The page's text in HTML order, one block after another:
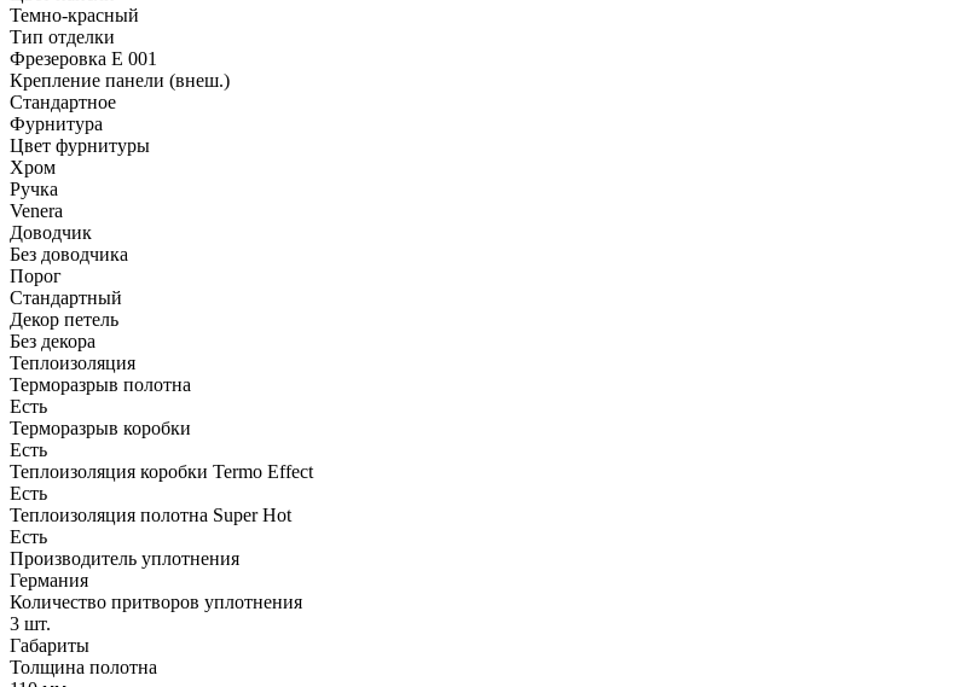
Темно-красный
Тип отделки
Фрезеровка E 001
Крепление панели (внеш.)
Стандартное
Фурнитура
Цвет фурнитуры
Хром
Ручка
Venera
Доводчик
Без доводчика
Порог
Стандартный
Декор петель
Без декора
Теплоизоляция
Терморазрыв полотна
Есть
Терморазрыв коробки
Есть
Теплоизоляция коробки Termo Effect
Есть
Теплоизоляция полотна Super Нot
Есть
Производитель уплотнения
Германия
Количество притворов уплотнения
3 шт.
Габариты
Толщина полотна